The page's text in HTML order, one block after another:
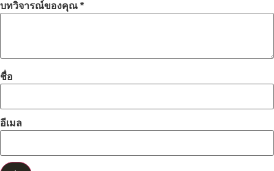
บทวิจารณ์ของคุณ *
ชื่อ
อีเมล